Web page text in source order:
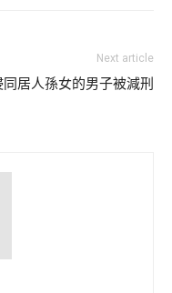
Next article
同居人孫女的男子被減刑